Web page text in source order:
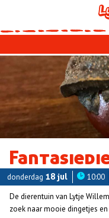
main
donderdag 18 jul 10:00
De dierentuin van Lytje
zoek naar mooie dingetjes